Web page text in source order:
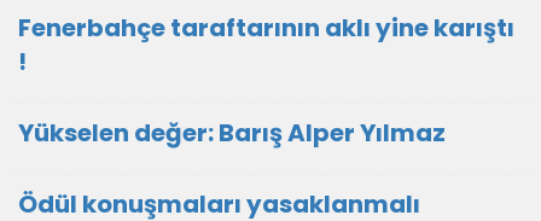
Fenerbahçe taraftarının aklı yine karıştı
!
Yükselen değer: Barış Alper Yılmaz
Ödül konuşmaları yasaklanmalı